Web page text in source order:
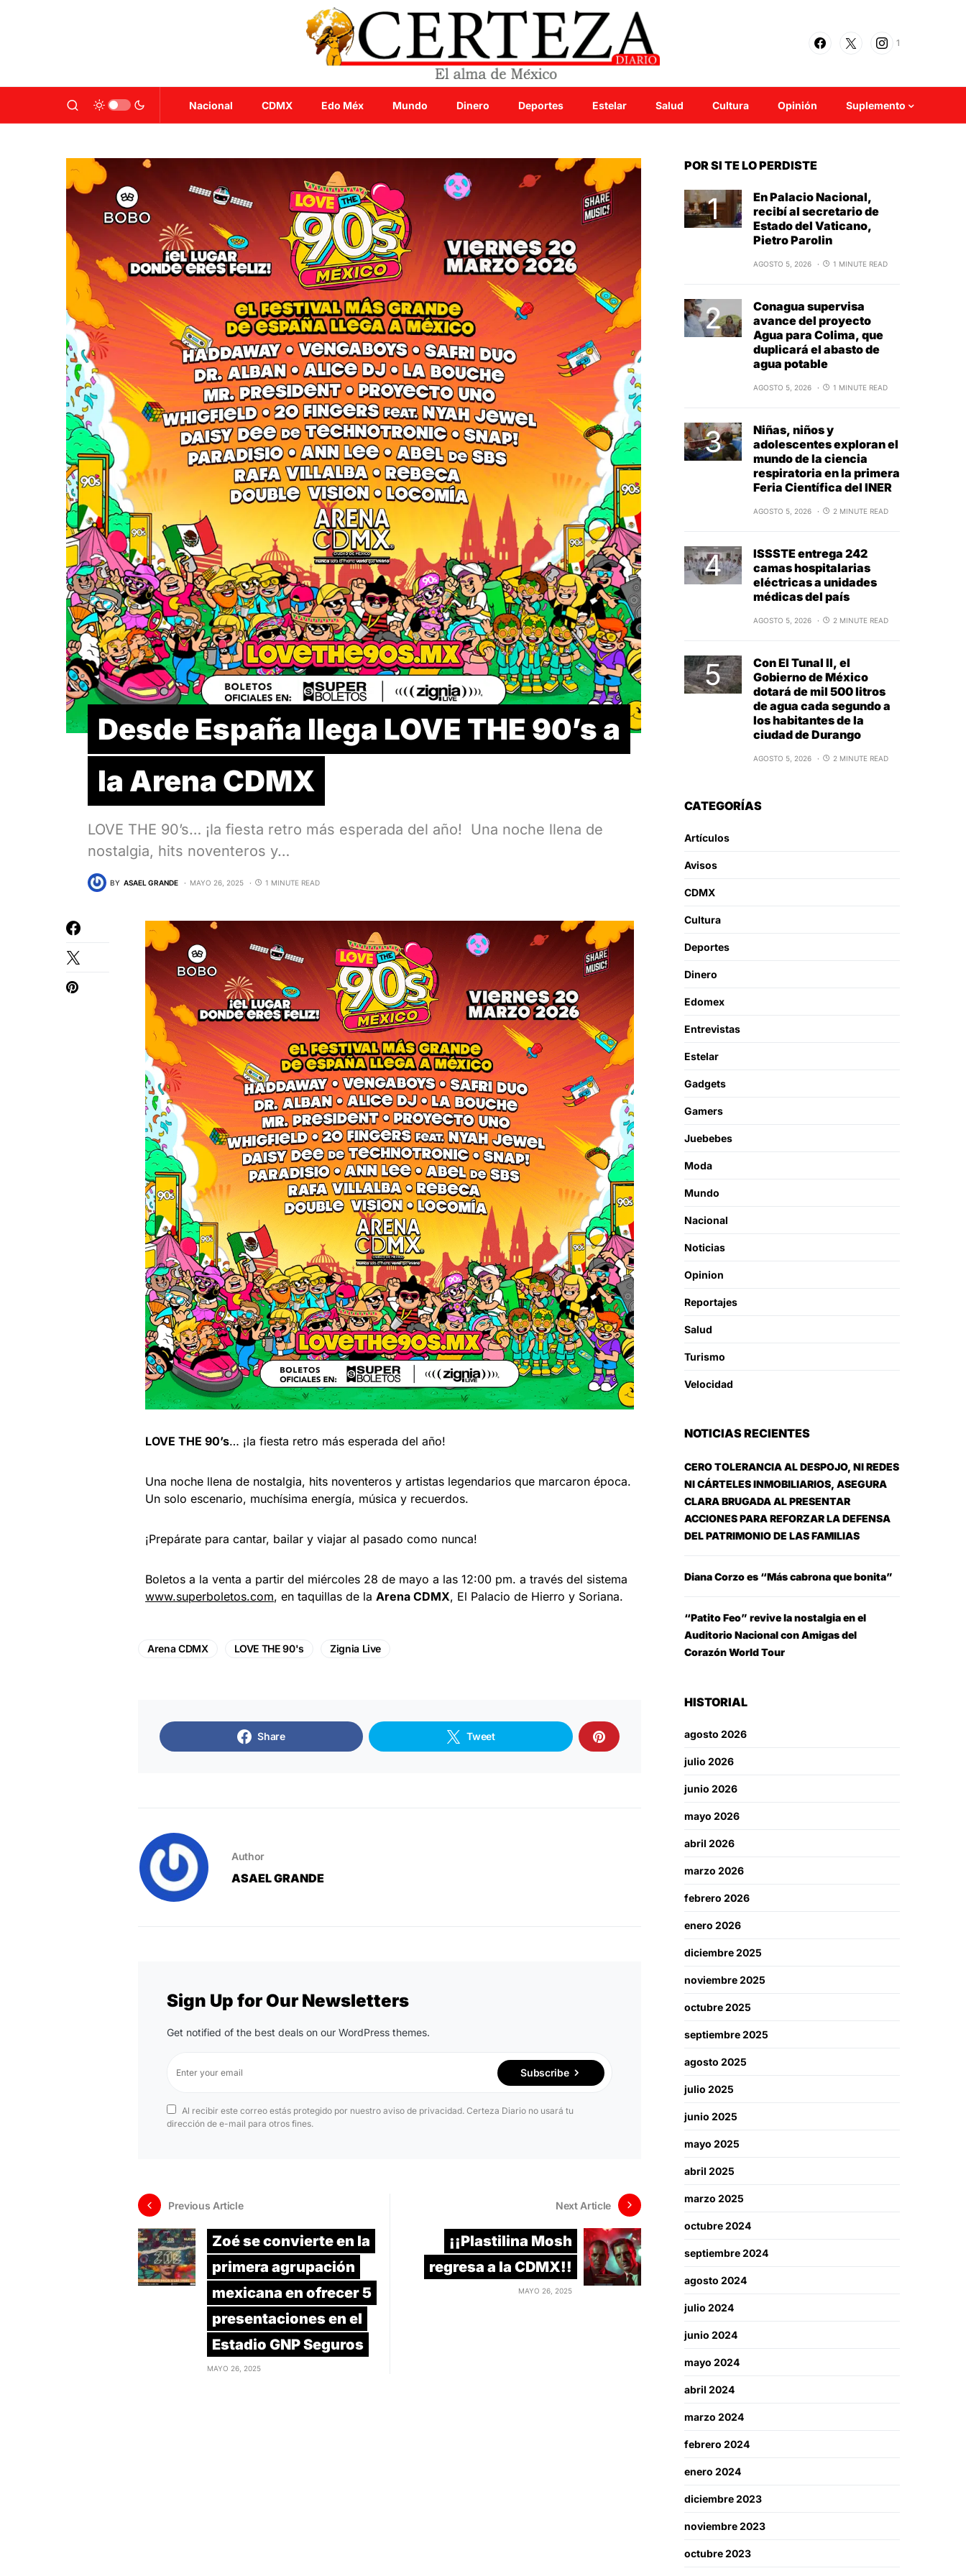
1
Nacional CDMX Edo Méx Mundo Dinero Deportes Estelar Salud Cultura Opinión Suplemento
Desde España llega LOVE THE 90’s a
la Arena CDMX
LOVE THE 90’s… ¡la fiesta retro más esperada del año! Una noche llena de
nostalgia, hits noventeros y…
BY ASAEL GRANDE MAYO 26, 2025 1 MINUTE READ
LOVE THE 90’s… ¡la fiesta retro más esperada del año!
Una noche llena de nostalgia, hits noventeros y artistas legendarios que marcaron época.
Un solo escenario, muchísima energía, música y recuerdos.
¡Prepárate para cantar, bailar y viajar al pasado como nunca!
Boletos a la venta a partir del miércoles 28 de mayo a las 12:00 pm. a través del sistema
www.superboletos.com, en taquillas de la Arena CDMX, El Palacio de Hierro y Soriana.
Arena CDMX LOVE THE 90's Zignia Live
Share Tweet
Author
ASAEL GRANDE
Sign Up for Our Newsletters
Get notified of the best deals on our WordPress themes.
Subscribe
Al recibir este correo estás protegido por nuestro aviso de privacidad. Certeza Diario no usará tu
dirección de e-mail para otros fines.
Previous Article
Zoé se convierte en la
primera agrupación
mexicana en ofrecer 5
presentaciones en el
Estadio GNP Seguros
MAYO 26, 2025
Next Article
¡¡Plastilina Mosh
regresa a la CDMX!!
MAYO 26, 2025
POR SI TE LO PERDISTE
En Palacio Nacional,
recibí al secretario de
Estado del Vaticano,
Pietro Parolin
AGOSTO 5, 2026 1 MINUTE READ
Conagua supervisa
avance del proyecto
Agua para Colima, que
duplicará el abasto de
agua potable
AGOSTO 5, 2026 1 MINUTE READ
Niñas, niños y
adolescentes exploran el
mundo de la ciencia
respiratoria en la primera
Feria Científica del INER
AGOSTO 5, 2026 2 MINUTE READ
ISSSTE entrega 242
camas hospitalarias
eléctricas a unidades
médicas del país
AGOSTO 5, 2026 2 MINUTE READ
Con El Tunal II, el
Gobierno de México
dotará de mil 500 litros
de agua cada segundo a
los habitantes de la
ciudad de Durango
AGOSTO 5, 2026 2 MINUTE READ
CATEGORÍAS
Artículos
Avisos
CDMX
Cultura
Deportes
Dinero
Edomex
Entrevistas
Estelar
Gadgets
Gamers
Juebebes
Moda
Mundo
Nacional
Noticias
Opinion
Reportajes
Salud
Turismo
Velocidad
NOTICIAS RECIENTES
CERO TOLERANCIA AL DESPOJO, NI REDES
NI CÁRTELES INMOBILIARIOS, ASEGURA
CLARA BRUGADA AL PRESENTAR
ACCIONES PARA REFORZAR LA DEFENSA
DEL PATRIMONIO DE LAS FAMILIAS
Diana Corzo es “Más cabrona que bonita”
“Patito Feo” revive la nostalgia en el
Auditorio Nacional con Amigas del
Corazón World Tour
HISTORIAL
agosto 2026
julio 2026
junio 2026
mayo 2026
abril 2026
marzo 2026
febrero 2026
enero 2026
diciembre 2025
noviembre 2025
octubre 2025
septiembre 2025
agosto 2025
julio 2025
junio 2025
mayo 2025
abril 2025
marzo 2025
octubre 2024
septiembre 2024
agosto 2024
julio 2024
junio 2024
mayo 2024
abril 2024
marzo 2024
febrero 2024
enero 2024
diciembre 2023
noviembre 2023
octubre 2023